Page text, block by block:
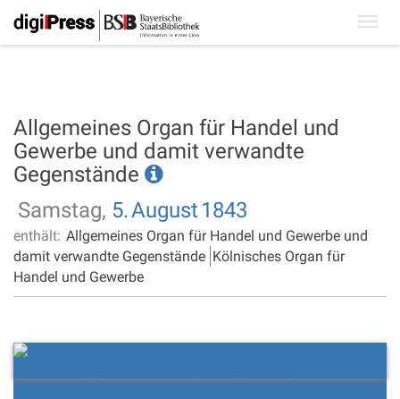
Allgemeines Organ für Handel und
Gewerbe und damit verwandte
Gegenstände
Samstag, 5.August 1843
enthält: Allgemeines Organ für Handel und Gewerbe und
damit verwandte Gegenstände Kölnisches Organ für
Handel und Gewerbe